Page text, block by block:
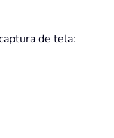
de tela: